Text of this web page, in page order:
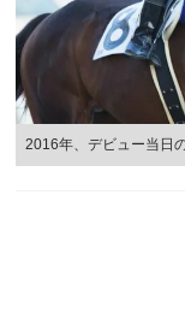
2016年、デビュー当